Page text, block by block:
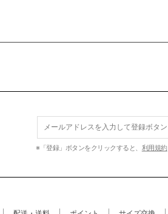
※「登録」ボタンをクリックすると、 利用規約